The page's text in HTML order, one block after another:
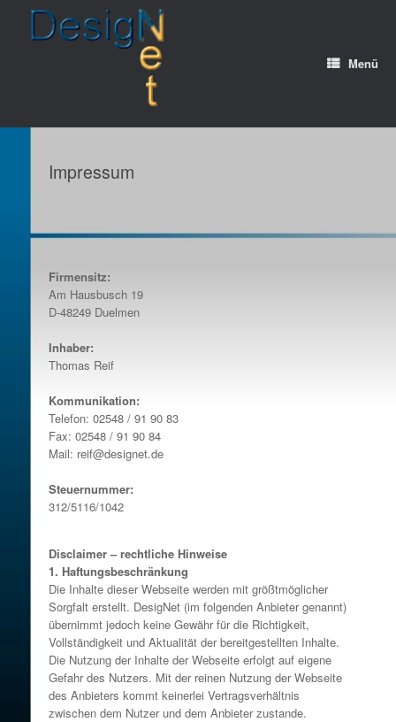
springen
Menü
Impressum
Firmensitz:
Am Hausbusch 19
D-48249 Duelmen
Inhaber:
Thomas Reif
Kommunikation:
Telefon: 02548 / 91 90 83
Fax: 02548 / 91 90 84
Mail: reif@designet.de
Steuernummer:
312/5116/1042
Disclaimer – rechtliche Hinweise
1. Haftungsbeschränkung
Die Inhalte dieser Webseite werden mit größtmöglicher
Sorgfalt erstellt. DesigNet (im folgenden Anbieter genannt)
übernimmt jedoch keine Gewähr für die Richtigkeit,
Vollständigkeit und Aktualität der bereitgestellten Inhalte.
Die Nutzung der Inhalte der Webseite erfolgt auf eigene
Gefahr des Nutzers. Mit der reinen Nutzung der Webseite
des Anbieters kommt keinerlei Vertragsverhältnis
zwischen dem Nutzer und dem Anbieter zustande.